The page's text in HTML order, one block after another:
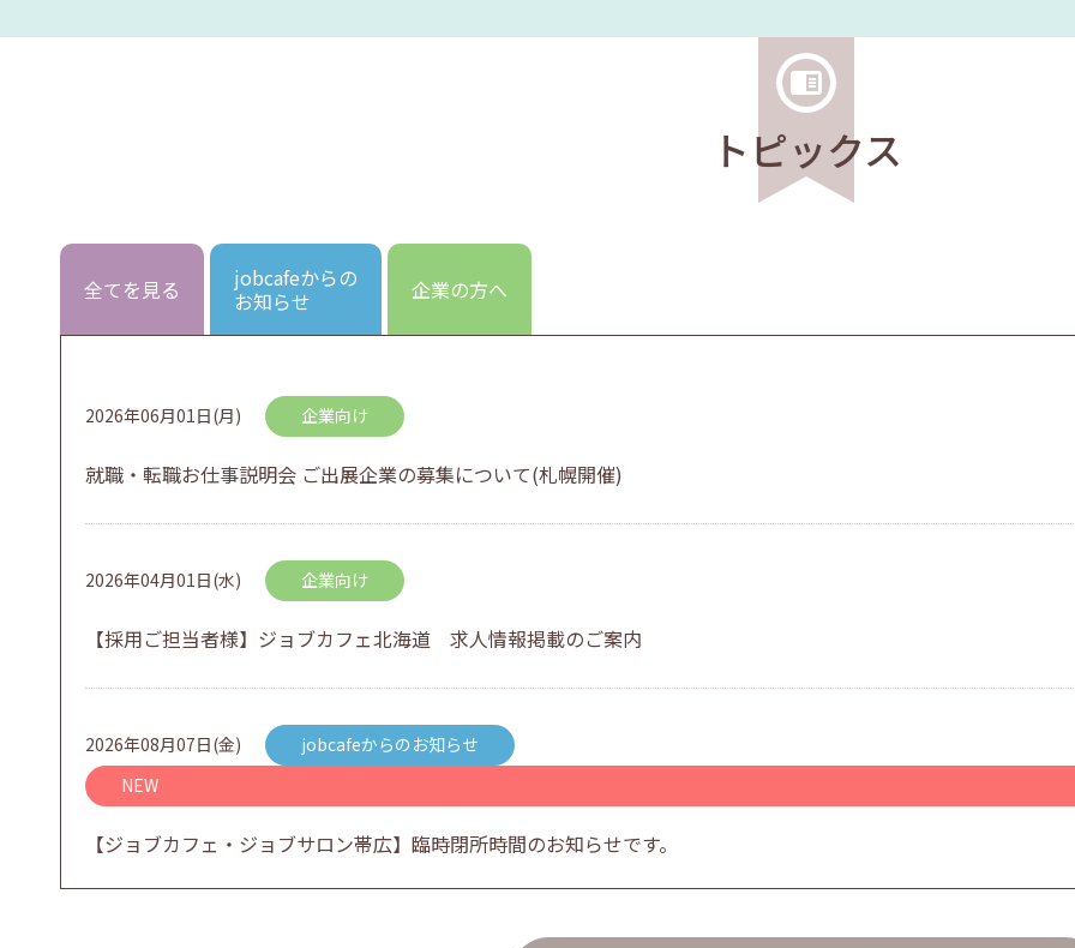
トピックス
全てを見る
jobcafeからの
お知らせ
企業の方へ
2026年06月01日(月) 企業向け
就職・転職お仕事説明会 ご出展企業の募集について(札幌開催)
2026年04月01日(水) 企業向け
【採用ご担当者様】ジョブカフェ北海道 求人情報掲載のご案内
2026年08月07日(金)
jobcafeからのお知らせ
NEW
【ジョブカフェ・ジョブサロン帯広】臨時閉所時間のお知らせです。